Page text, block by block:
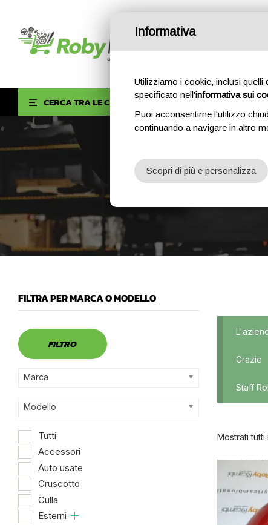
CERCA TRA LE CATEGORIE
FILTRA PER MARCA O MODELLO
FILTRO
Marca
Modello
Tutti
Accessori
Auto usate
Cruscotto
Culla
Esterni
Grazie
Staff
Mostrati tutti
Informativa
Utilizziamo i cookie, inclusi quelli
specificato nell'informativa sui
Puoi acconsentirne l'utilizzo
continuando a navigare in altro
Scopri di più e personalizza